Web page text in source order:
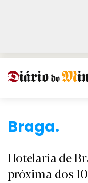
Braga.
Hotelaria de
próxima dos